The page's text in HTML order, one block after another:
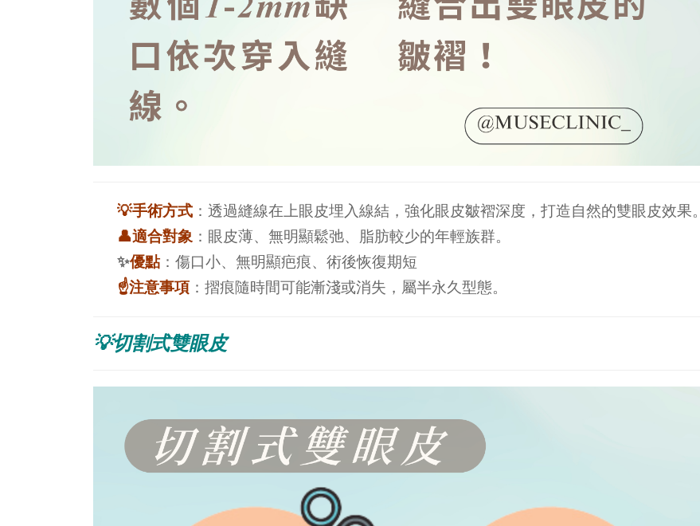
💡手術方式 ：透過縫線在上眼皮埋入線結，強化眼皮皺褶深度，打造自然的雙眼皮效果。
👤適合對象 ：眼皮薄、無明顯鬆弛、脂肪較少的年輕族群。
✨優點： 傷口小、無明顯疤痕、 術後恢復期短
☝️注意事項 ：摺痕隨時間可能漸淺或消失，屬半永久型態。
💡切割式雙眼皮